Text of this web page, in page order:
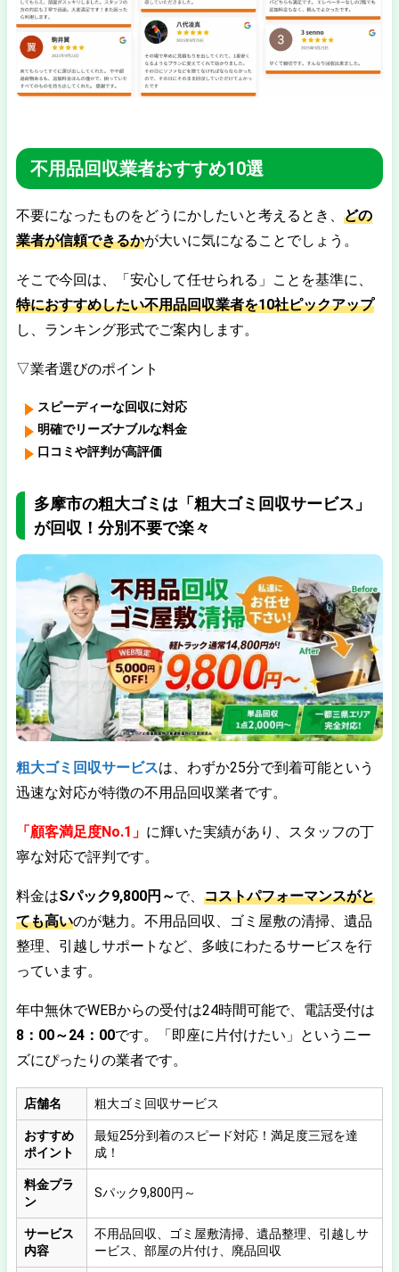
不用品回収業者おすすめ10選
不要になったものをどうにかしたいと考えるとき、 どの
業者が信頼できるかが大いに気になることでしょう。
そこで今回は、「安心して任せられる」ことを基準に、
特におすすめしたい不用品回収業者を10社ピックアップ
し、ランキング形式でご案内します。
▽業者選びのポイント
スピーディーな回収に対応
明確でリーズナブルな料金
口コミや評判が高評価
多摩市の粗大ゴミは「粗大ゴミ回収サービス」
が回収！分別不要で楽々
粗大ゴミ回収サービスは、 わずか25分で到着可能という
迅速な対応が特徴の不用品回収業者です。
「 顧客満足度No.1」 に輝いた実績があり、スタッフの丁
寧な対応で評判です。
料金はSパック9,800円～で、 コストパフォーマンスがと
ても高いのが魅力。不用品回収、ゴミ屋敷の清掃、遺品
整理、引越しサポートなど、多岐にわたるサービスを行
っています。
年中無休でWEBからの受付は24時間可能で、電話受付は
8：00～24：00です。「即座に片付けたい」というニー
ズにぴったりの業者です。
店舗名 粗大ゴミ回収サービス
おすすめ
ポイント
最短25分到着のスピード対応！満足度三冠を達
成！
料金プラ
ン
Sパック9,800円～
サービス
内容
不用品回収、ゴミ屋敷清掃、遺品整理、引越しサ
ービス、部屋の片付け、廃品回収